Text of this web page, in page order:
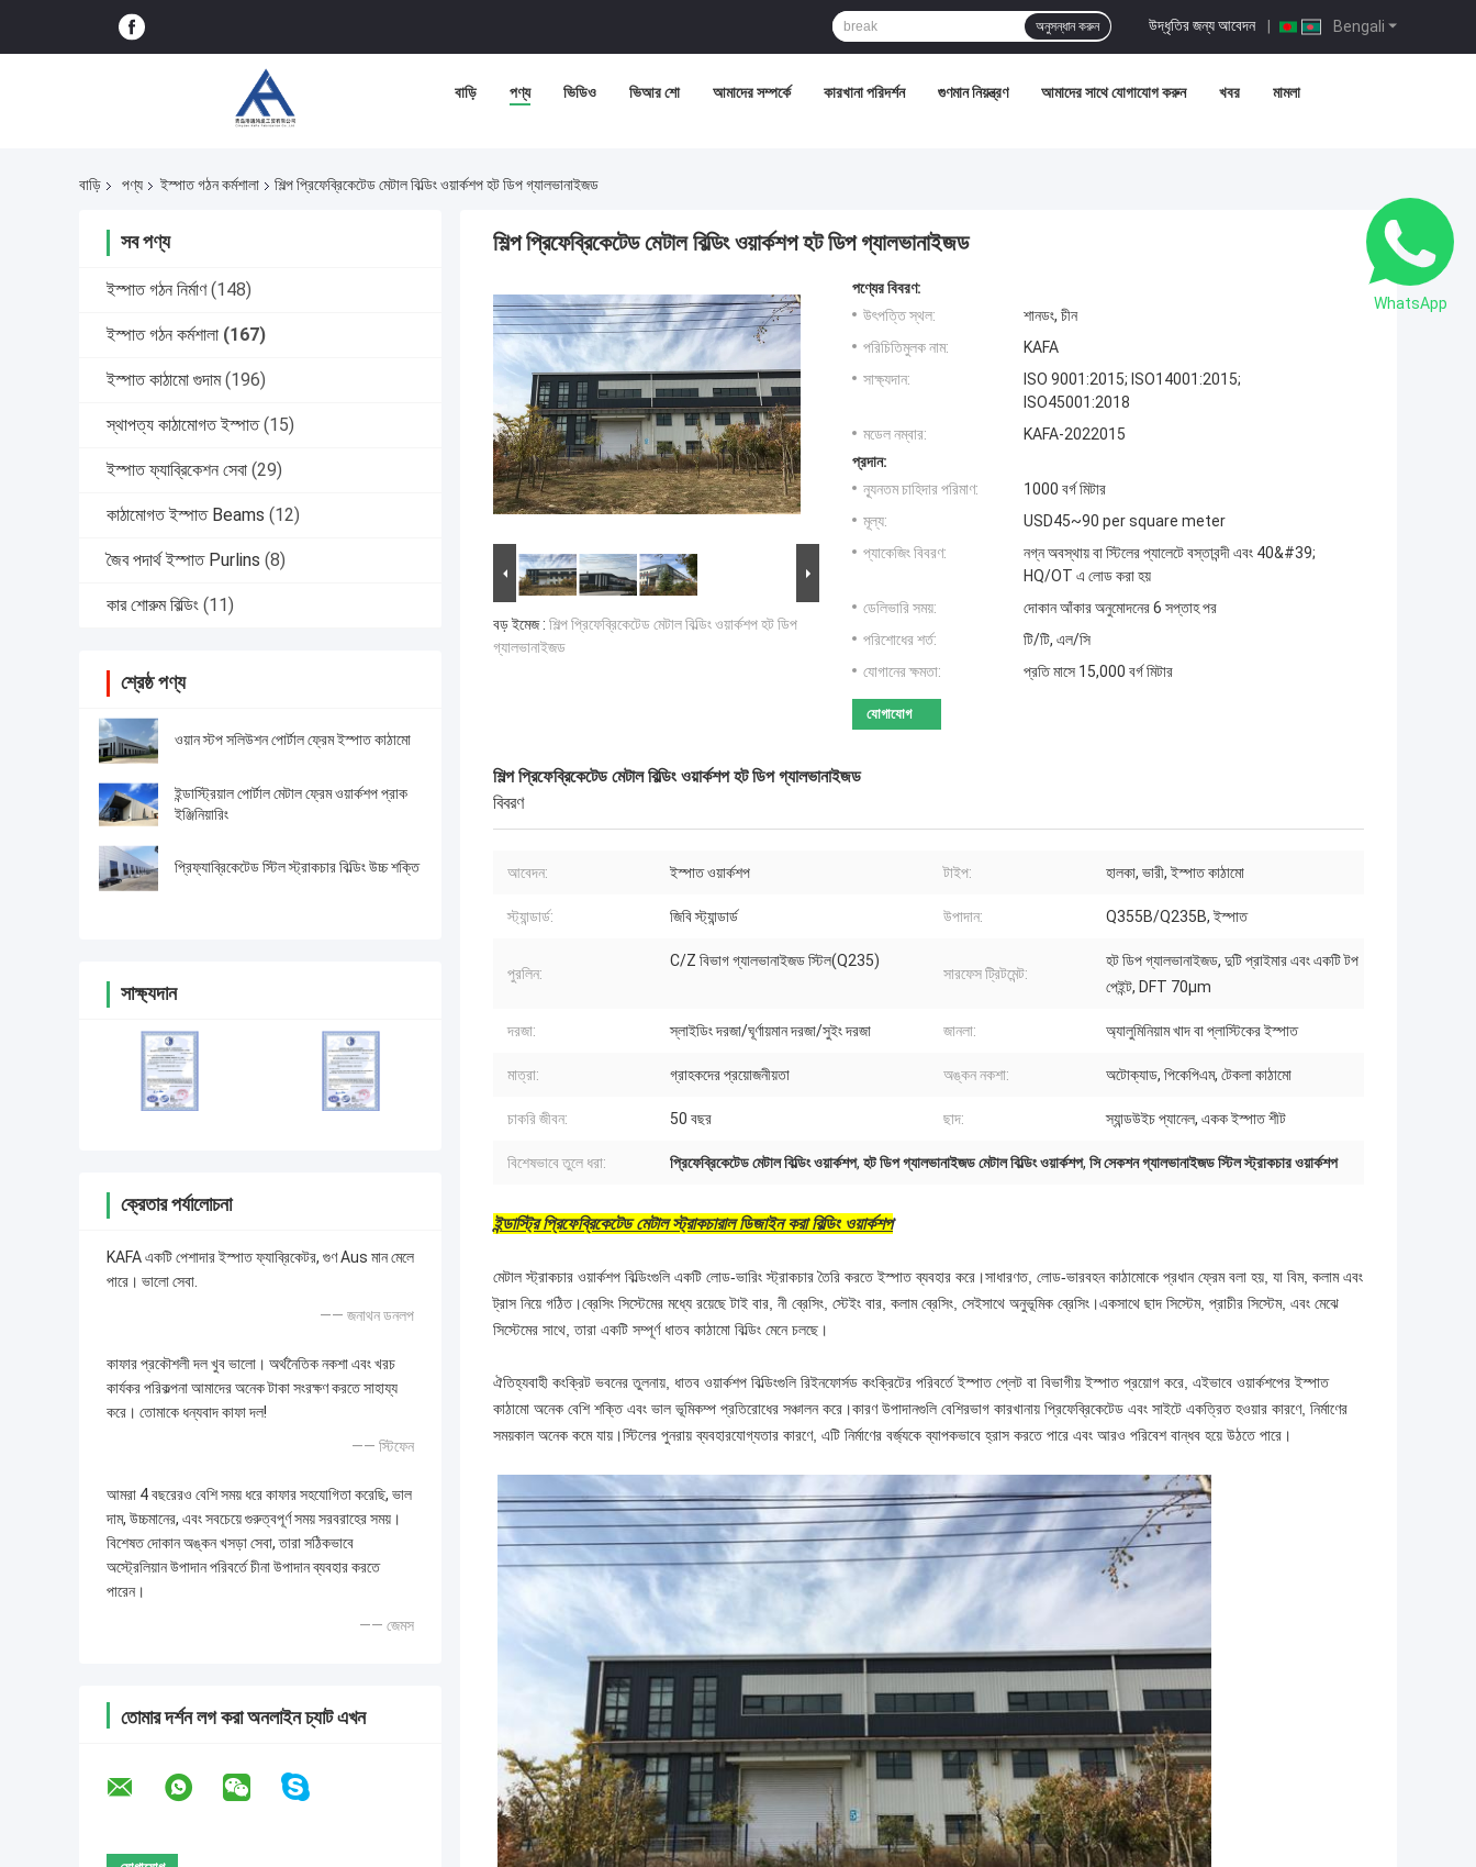
Bengali
উদ্ধৃতির জন্য আবেদন |
অনুসন্ধান করুন
বাড়ি পণ্য ভিডিও ভিআর শো আমাদের সম্পর্কে কারখানা পরিদর্শন গুণমান নিয়ন্ত্রণ আমাদের সাথে যোগাযোগ করুন খবর মামলা
বাড়ি পণ্য ইস্পাত গঠন কর্মশালা শিল্প প্রিফেব্রিকেটেড মেটাল বিল্ডিং ওয়ার্কশপ হট ডিপ গ্যালভানাইজড
সব পণ্য
ইস্পাত গঠন নির্মাণ (148)
ইস্পাত গঠন কর্মশালা (167)
ইস্পাত কাঠামো গুদাম (196)
স্থাপত্য কাঠামোগত ইস্পাত (15)
ইস্পাত ফ্যাব্রিকেশন সেবা (29)
কাঠামোগত ইস্পাত Beams (12)
জৈব পদার্থ ইস্পাত Purlins (8)
কার শোরুম বিল্ডিং (11)
শ্রেষ্ঠ পণ্য
ওয়ান স্টপ সলিউশন পোর্টাল ফ্রেম ইস্পাত কাঠামো
ইন্ডাস্ট্রিয়াল পোর্টাল মেটাল ফ্রেম ওয়ার্কশপ প্রাক
ইঞ্জিনিয়ারিং
প্রিফ্যাব্রিকেটেড স্টিল স্ট্রাকচার বিল্ডিং উচ্চ শক্তি
সাক্ষ্যদান
ক্রেতার পর্যালোচনা
KAFA একটি পেশাদার ইস্পাত ফ্যাব্রিকেটর, গুণ Aus মান মেলে
পারে। ভালো সেবা.
—— জনাথন ডনলপ
কাফার প্রকৌশলী দল খুব ভালো। অর্থনৈতিক নকশা এবং খরচ
কার্যকর পরিকল্পনা আমাদের অনেক টাকা সংরক্ষণ করতে সাহায্য
করে। তোমাকে ধন্যবাদ কাফা দল!
—— স্টিফেন
আমরা 4 বছরেরও বেশি সময় ধরে কাফার সহযোগিতা করেছি, ভাল
দাম, উচ্চমানের, এবং সবচেয়ে গুরুত্বপূর্ণ সময় সরবরাহের সময়।
বিশেষত দোকান অঙ্কন খসড়া সেবা, তারা সঠিকভাবে
অস্ট্রেলিয়ান উপাদান পরিবর্তে চীনা উপাদান ব্যবহার করতে
পারেন।
—— জেমস
তোমার দর্শন লগ করা অনলাইন চ্যাট এখন
শিল্প প্রিফেব্রিকেটেড মেটাল বিল্ডিং ওয়ার্কশপ হট ডিপ গ্যালভানাইজড
বড় ইমেজ : শিল্প প্রিফেব্রিকেটেড মেটাল বিল্ডিং ওয়ার্কশপ হট ডিপ
গ্যালভানাইজড
পণ্যের বিবরণ:
উৎপত্তি স্থল:
শানডং, চীন
পরিচিতিমুলক নাম:
KAFA
সাক্ষ্যদান:
ISO 9001:2015; ISO14001:2015;
ISO45001:2018
মডেল নম্বার:
KAFA-2022015
প্রদান:
ন্যূনতম চাহিদার পরিমাণ:
1000 বর্গ মিটার
মূল্য:
USD45~90 per square meter
প্যাকেজিং বিবরণ:
নগ্ন অবস্থায় বা স্টিলের প্যালেটে বস্তাবন্দী এবং 40&#39;
HQ/OT এ লোড করা হয়
ডেলিভারি সময়:
দোকান আঁকার অনুমোদনের 6 সপ্তাহ পর
পরিশোধের শর্ত:
টি/টি, এল/সি
যোগানের ক্ষমতা:
প্রতি মাসে 15,000 বর্গ মিটার
যোগাযোগ
শিল্প প্রিফেব্রিকেটেড মেটাল বিল্ডিং ওয়ার্কশপ হট ডিপ গ্যালভানাইজড
বিবরণ
আবেদন: ইস্পাত ওয়ার্কশপ টাইপ: হালকা, ভারী, ইস্পাত কাঠামো
স্ট্যান্ডার্ড: জিবি স্ট্যান্ডার্ড উপাদান: Q355B/Q235B, ইস্পাত
পুরলিন:
C/Z বিভাগ গ্যালভানাইজড স্টিল(Q235)
সারফেস ট্রিটমেন্ট:
হট ডিপ গ্যালভানাইজড, দুটি প্রাইমার এবং একটি টপ
পেইন্ট, DFT 70μm
দরজা: স্লাইডিং দরজা/ঘূর্ণায়মান দরজা/সুইং দরজা জানলা: অ্যালুমিনিয়াম খাদ বা প্লাস্টিকের ইস্পাত
মাত্রা: গ্রাহকদের প্রয়োজনীয়তা অঙ্কন নকশা: অটোক্যাড, পিকেপিএম, টেকলা কাঠামো
চাকরি জীবন: 50 বছর ছাদ: স্যান্ডউইচ প্যানেল, একক ইস্পাত শীট
বিশেষভাবে তুলে ধরা: প্রিফেব্রিকেটেড মেটাল বিল্ডিং ওয়ার্কশপ, হট ডিপ গ্যালভানাইজড মেটাল বিল্ডিং ওয়ার্কশপ, সি সেকশন গ্যালভানাইজড স্টিল স্ট্রাকচার ওয়ার্কশপ
ইন্ডাস্ট্রি প্রিফেব্রিকেটেড মেটাল স্ট্রাকচারাল ডিজাইন করা বিল্ডিং ওয়ার্কশপ
মেটাল স্ট্রাকচার ওয়ার্কশপ বিল্ডিংগুলি একটি লোড-ভারিং স্ট্রাকচার তৈরি করতে ইস্পাত ব্যবহার করে।সাধারণত, লোড-ভারবহন কাঠামোকে প্রধান ফ্রেম বলা হয়, যা বিম, কলাম এবং
ট্রাস নিয়ে গঠিত।ব্রেসিং সিস্টেমের মধ্যে রয়েছে টাই বার, নী ব্রেসিং, স্টেইং বার, কলাম ব্রেসিং, সেইসাথে অনুভূমিক ব্রেসিং।একসাথে ছাদ সিস্টেম, প্রাচীর সিস্টেম, এবং মেঝে
সিস্টেমের সাথে, তারা একটি সম্পূর্ণ ধাতব কাঠামো বিল্ডিং মেনে চলছে।
ঐতিহ্যবাহী কংক্রিট ভবনের তুলনায়, ধাতব ওয়ার্কশপ বিল্ডিংগুলি রিইনফোর্সড কংক্রিটের পরিবর্তে ইস্পাত প্লেট বা বিভাগীয় ইস্পাত প্রয়োগ করে, এইভাবে ওয়ার্কশপের ইস্পাত
কাঠামো অনেক বেশি শক্তি এবং ভাল ভূমিকম্প প্রতিরোধের সঞ্চালন করে।কারণ উপাদানগুলি বেশিরভাগ কারখানায় প্রিফেব্রিকেটেড এবং সাইটে একত্রিত হওয়ার কারণে, নির্মাণের
সময়কাল অনেক কমে যায়।স্টিলের পুনরায় ব্যবহারযোগ্যতার কারণে, এটি নির্মাণের বর্জ্যকে ব্যাপকভাবে হ্রাস করতে পারে এবং আরও পরিবেশ বান্ধব হয়ে উঠতে পারে।
WhatsApp